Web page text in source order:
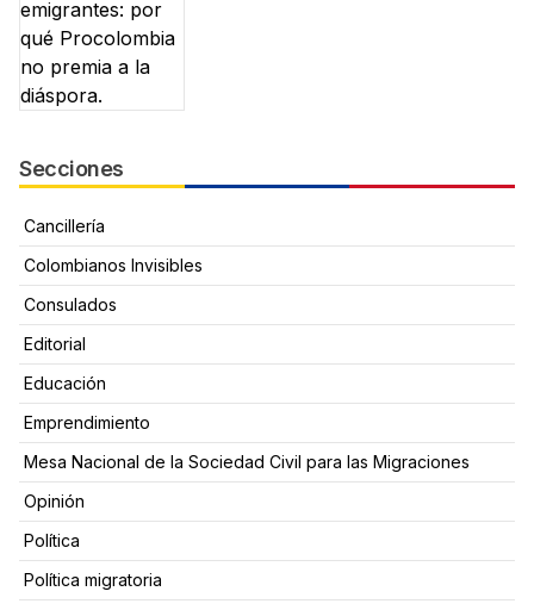
Secciones
Cancillería
Colombianos Invisibles
Consulados
Editorial
Educación
Emprendimiento
Mesa Nacional de la Sociedad Civil para las Migraciones
Opinión
Política
Política migratoria